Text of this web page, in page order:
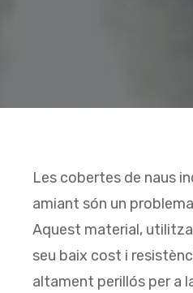
Les cobertes de naus
amiant són un
Aquest material,
seu baix cost i
altament perillós per a